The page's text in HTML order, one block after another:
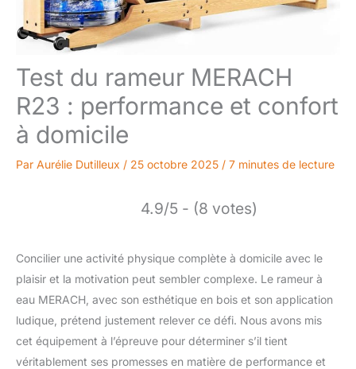
Test du rameur MERACH
R23 : performance et confort
à domicile
Par Aurélie Dutilleux / 25 octobre 2025 / 7 minutes de lecture
4.9/5 - (8 votes)
Concilier une activité physique complète à domicile avec le
plaisir et la motivation peut sembler complexe. Le rameur à
eau MERACH, avec son esthétique en bois et son application
ludique, prétend justement relever ce défi. Nous avons mis
cet équipement à l’épreuve pour déterminer s’il tient
véritablement ses promesses en matière de performance et